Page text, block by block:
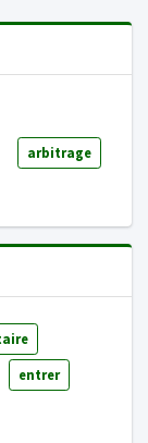
arbitrage
entrer